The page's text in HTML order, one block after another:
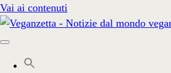
Vai ai contenuti